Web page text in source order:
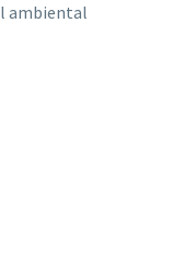
ambiental